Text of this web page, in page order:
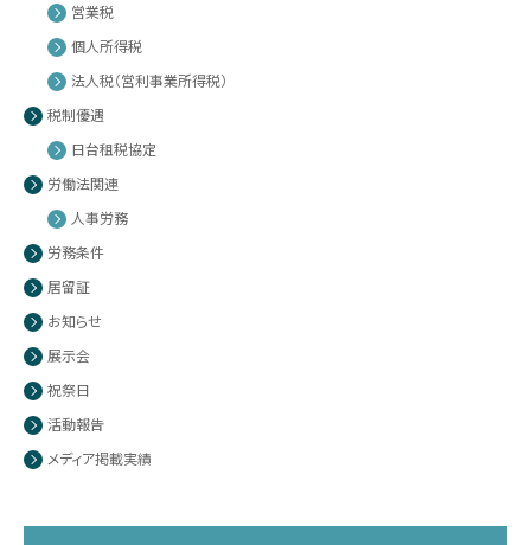
営業税
個人所得税
法人税（営利事業所得税）
税制優遇
日台租税協定
労働法関連
人事労務
労務条件
居留証
お知らせ
展示会
祝祭日
活動報告
メディア掲載実績